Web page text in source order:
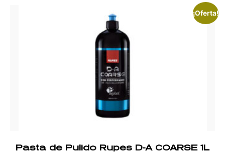
¡Oferta!
Pasta de Pulido Rupes D-A COARSE 1L